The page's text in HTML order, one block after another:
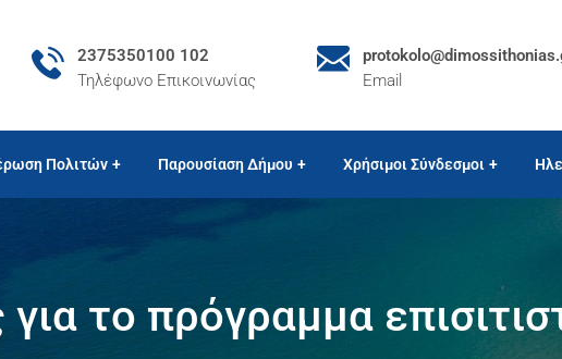
2375350100 102
Τηλέφωνο Επικοινωνίας
Email
Πολιτών Παρουσίαση Δήμου Χρήσιμοι Σύνδεσμοι
για το πρόγραμμα